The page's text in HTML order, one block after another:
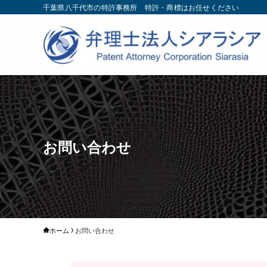
千葉県八千代市の特許事務所 特許・商標はお任せください
お問い合わせ
ホーム お問い合わせ